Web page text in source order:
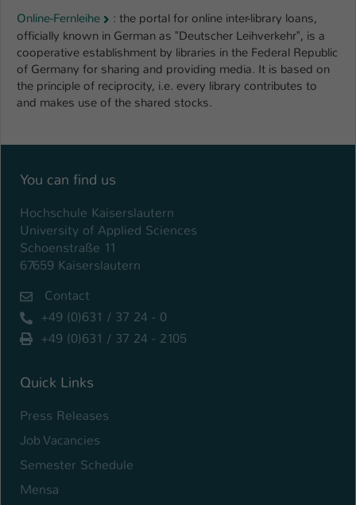
Online-Fernleihe
: the portal for online inter-library loans,
officially known in German as "Deutscher Leihverkehr", is a
cooperative establishment by libraries in the Federal Republic
of Germany for sharing and providing media. It is based on
the principle of reciprocity, i.e. every library contributes to
and makes use of the shared stocks.
You can find us
Hochschule Kaiserslautern
University of Applied Sciences
Schoenstraße 11
67659 Kaiserslautern
Contact
+49 (0)631 / 37 24 - 0
+49 (0)631 / 37 24 - 2105
Quick Links
Press Releases
Job Vacancies
Semester Schedule
Mensa